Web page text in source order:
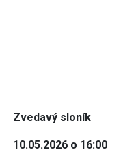
Zvedavý sloník
10.05.2026 o 16:00